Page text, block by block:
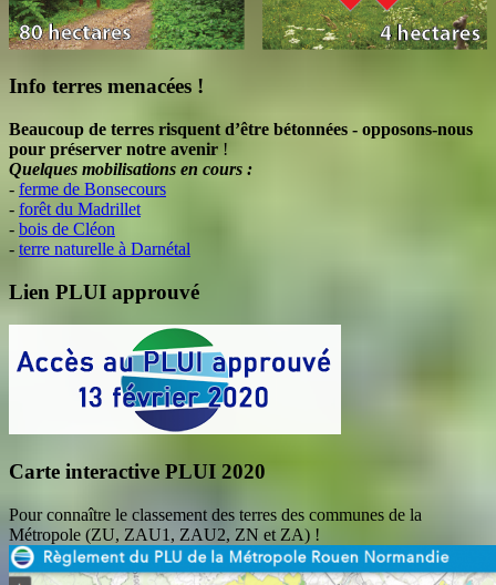
Info terres menacées !
Beaucoup de terres risquent d’être bétonnées - opposons-nous
pour préserver notre avenir !
Quelques mobilisations en cours :
- ferme de Bonsecours
- forêt du Madrillet
- bois de Cléon
- terre naturelle à Darnétal
Lien PLUI approuvé
Carte interactive PLUI 2020
Pour connaître le classement des terres des communes de la
Métropole (ZU, ZAU1, ZAU2, ZN et ZA) !